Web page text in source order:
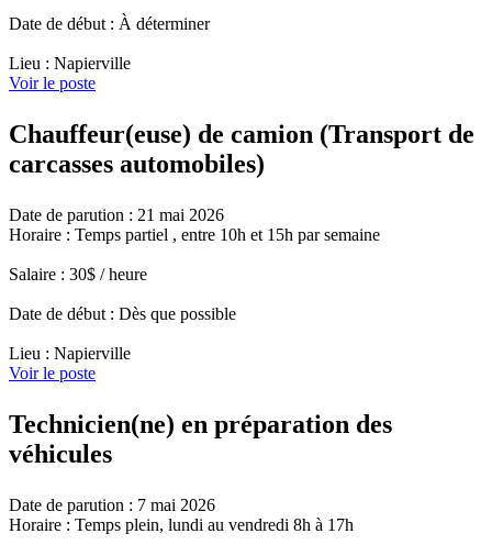
Date de début : À déterminer
Lieu : Napierville
Voir le poste
Chauffeur(euse) de camion (Transport de
carcasses automobiles)
Date de parution : 21 mai 2026
Horaire : Temps partiel , entre 10h et 15h par semaine
Salaire : 30$ / heure
Date de début : Dès que possible
Lieu : Napierville
Voir le poste
Technicien(ne) en préparation des
véhicules
Date de parution : 7 mai 2026
Horaire : Temps plein, lundi au vendredi 8h à 17h